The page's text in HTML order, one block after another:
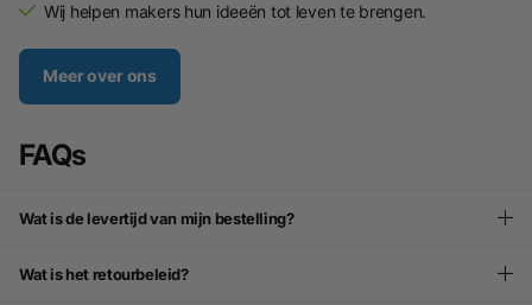
Wij helpen makers hun ideeën tot leven te brengen.
Meer over ons
FAQs
Wat is de levertijd van mijn bestelling?
Wat is het retourbeleid?